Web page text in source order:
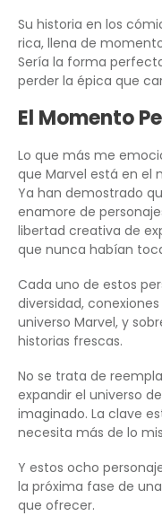
Su historia en los
rica, llena de
Sería la forma
perder la épica que
El Momento
Lo que más me
que Marvel está en el
Ya han demostrado
enamore de
libertad creativa de
que nunca habían
Cada uno de estos
diversidad,
universo Marvel, y
historias frescas.
No se trata de
expandir el universo
imaginado. La clave
necesita más de lo
Y estos ocho
la próxima fase de
que ofrecer.